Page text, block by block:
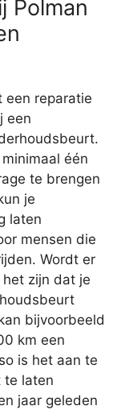
Polman
een reparatie
een
één
te brengen
je
laten
mensen die
Wordt er
zijn dat je
bijvoorbeeld
km een
is het aan te
te laten
jaar geleden